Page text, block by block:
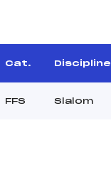
Cat. Discipline
FFS Slalom